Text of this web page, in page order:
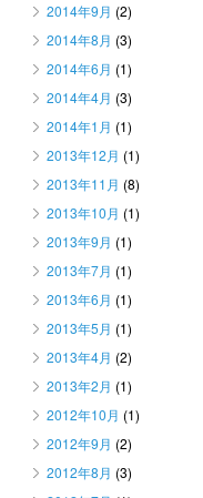
2014年9月 (2)
2014年8月 (3)
2014年6月 (1)
2014年4月 (3)
2014年1月 (1)
2013年12月 (1)
2013年11月 (8)
2013年10月 (1)
2013年9月 (1)
2013年7月 (1)
2013年6月 (1)
2013年5月 (1)
2013年4月 (2)
2013年2月 (1)
2012年10月 (1)
2012年9月 (2)
2012年8月 (3)